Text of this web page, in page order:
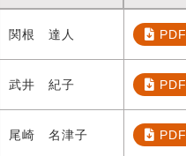
関根 達人 PDF
武井 紀子 PDF
尾崎 名津子 PDF